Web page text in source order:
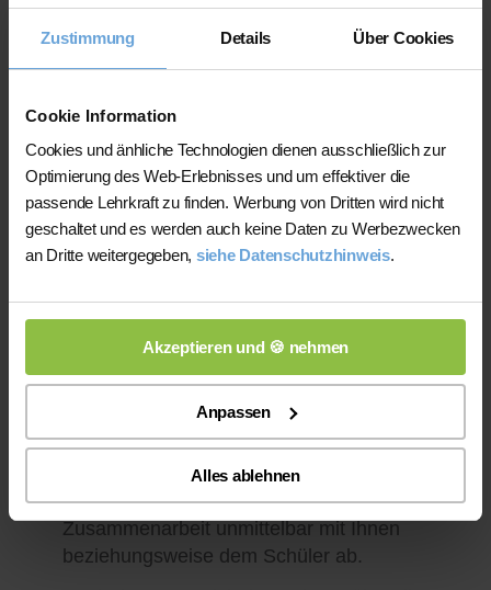
Zustimmung Details Über Cookies
Cookie Information
Cookies und änhliche Technologien dienen ausschließlich zur
Optimierung des Web-Erlebnisses und um effektiver die
passende Lehrkraft zu finden. Werbung von Dritten wird nicht
geschaltet und es werden auch keine Daten zu Werbezwecken
an Dritte weitergegeben, siehe Datenschutzhinweis.
Akzeptieren und 🍪 nehmen
Anpassen
Alles ablehnen
Nachhilfeinstituten und privater
Nachhilfe
Qualifikationsnachweise vor der
Freischaltung geprüft werden.
Nachhilfe-Team.net unterstützt Sie dabei,
möglichst schnell eine zu Ihrem Bedarf
Ausfall können Sie auf Wunsch bei der
Vermittlung einer anderen Lehrkraft
unterstützt werden.
Die Lehrkräfte gestalten und verantworten
ihren Unterricht eigenständig.
Die jeweilige Lehrkraft stimmt Lernziele,
Unterrichtsgestaltung und die weitere
Zusammenarbeit unmittelbar mit Ihnen
beziehungsweise dem Schüler ab.